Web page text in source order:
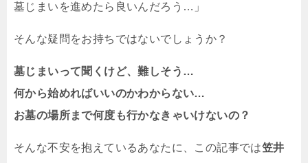
墓じまいを進めたら良いんだろう…」
そんな疑問をお持ちではないでしょうか？
墓じまいって聞くけど、難しそう…
何から始めればいいのかわからない…
お墓の場所まで何度も行かなきゃいけないの？
そんな不安を抱えているあなたに、この記事では笠井